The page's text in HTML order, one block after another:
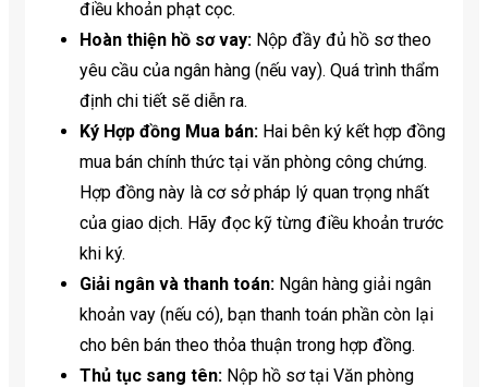
điều khoản phạt cọc.
Hoàn thiện hồ sơ vay: Nộp đầy đủ hồ sơ theo
yêu cầu của ngân hàng (nếu vay). Quá trình thẩm
định chi tiết sẽ diễn ra.
Ký Hợp đồng Mua bán: Hai bên ký kết hợp đồng
mua bán chính thức tại văn phòng công chứng.
Hợp đồng này là cơ sở pháp lý quan trọng nhất
của giao dịch. Hãy đọc kỹ từng điều khoản trước
khi ký.
Giải ngân và thanh toán: Ngân hàng giải ngân
khoản vay (nếu có), bạn thanh toán phần còn lại
cho bên bán theo thỏa thuận trong hợp đồng.
Thủ tục sang tên: Nộp hồ sơ tại Văn phòng